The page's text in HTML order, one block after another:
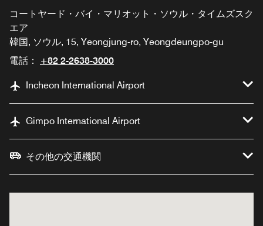
コートヤード・バイ・マリオット・ソウル・タイムズスク
エア
韓国, ソウル, 15, Yeongjung-ro, Yeongdeungpo-gu
電話：
+82 2-2638-3000
Incheon International Airport
Gimpo International Airport
その他の交通機関